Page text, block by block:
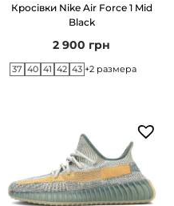
Кросівки Nike Air Force 1 Mid
Black
2 900 грн
37 40 41 42 43 +2 размера